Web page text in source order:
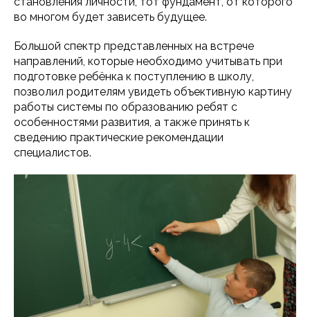
во многом будет зависеть будущее.
Большой спектр представленных на встрече
направлений, которые необходимо учитывать при
подготовке ребёнка к поступлению в школу,
позволил родителям увидеть объективную картину
работы системы по образованию ребят с
особенностями развития, а также принять к
сведению практические рекомендации
специалистов.